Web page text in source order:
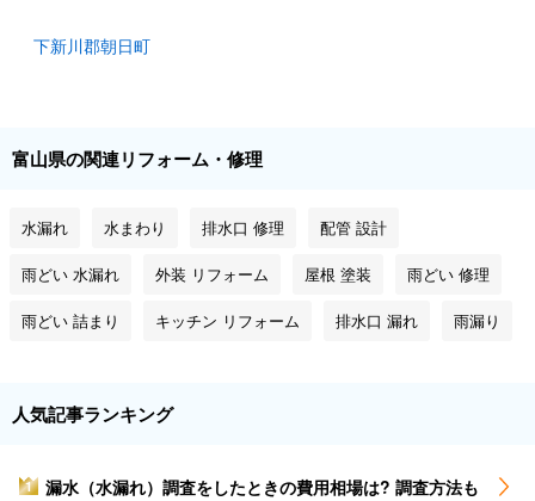
下新川郡朝日町
富山県の関連リフォーム・修理
水漏れ 水まわり 排水口 修理 配管 設計
雨どい 水漏れ 外装 リフォーム 屋根 塗装 雨どい 修理
雨どい 詰まり キッチン リフォーム 排水口 漏れ 雨漏り
人気記事ランキング
1
漏水（水漏れ）調査をしたときの費用相場は? 調査方法も